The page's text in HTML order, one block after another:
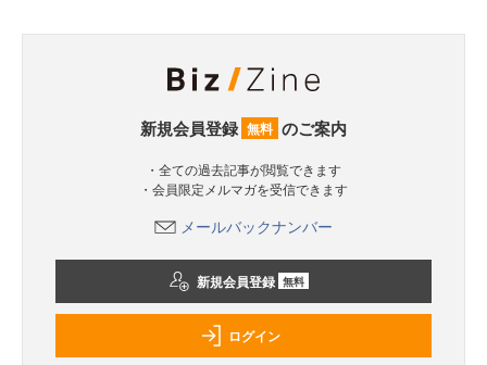
新規会員登録 無料 のご案内
・全ての過去記事が閲覧できます
・会員限定メルマガを受信できます
メールバックナンバー
新規会員登録 無料
ログイン